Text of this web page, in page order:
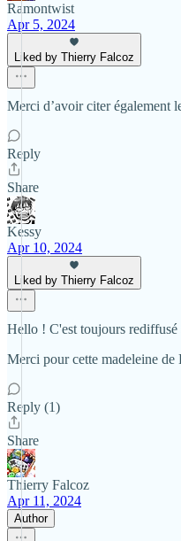
Ramontwist
Apr 5, 2024
Liked by Thierry Falcoz
Merci d’avoir citer également
Reply
Share
Kessy
Apr 10, 2024
Liked by Thierry Falcoz
Hello ! C'est toujours rediffusé
Merci pour cette madeleine de
Reply (1)
Share
Thierry Falcoz
Apr 11, 2024
Author